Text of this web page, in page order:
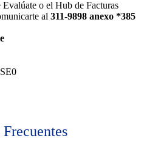
o el Hub de Facturas
al 311-9898 anexo *385